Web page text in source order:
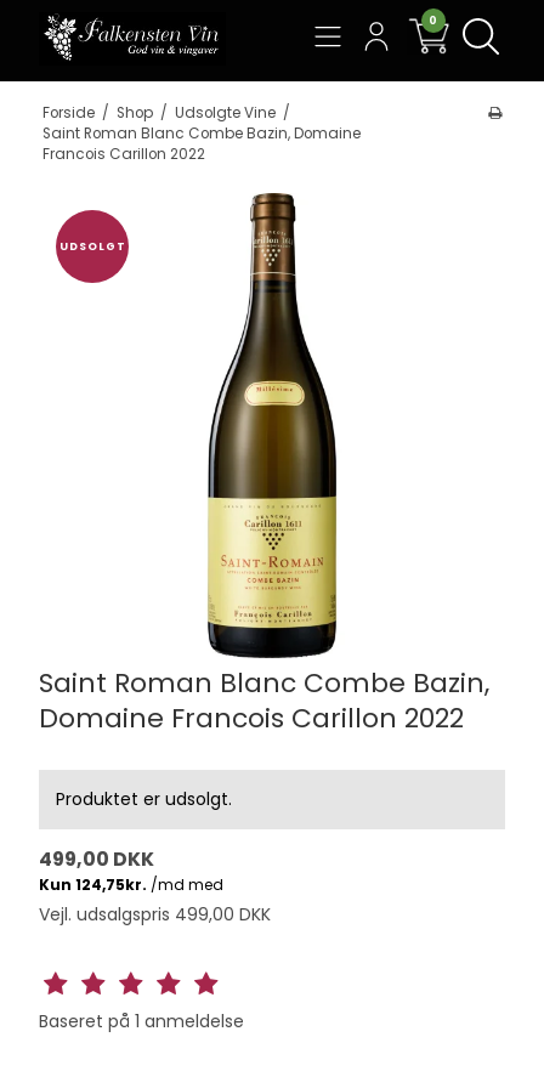
0
Forside / Shop / Udsolgte Vine /
Saint Roman Blanc Combe Bazin, Domaine
Francois Carillon 2022
UDSOLGT
Saint Roman Blanc Combe Bazin,
Domaine Francois Carillon 2022
Produktet er udsolgt.
499,00 DKK
Vejl. udsalgspris 499,00 DKK
Baseret på 1 anmeldelse